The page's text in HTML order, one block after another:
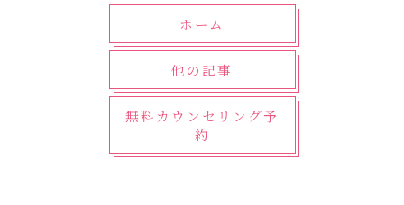
ホーム
他の記事
無料カウンセリング予
約